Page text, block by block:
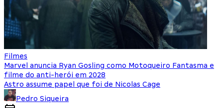
Filmes
Marvel anuncia Ryan Gosling como Motoqueiro Fantasma e
filme do anti-herói em 2028
Astro assume papel que foi de Nicolas Cage
Pedro Siqueira